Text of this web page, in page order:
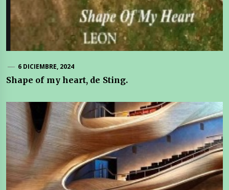
6 DICIEMBRE, 2024
Shape of my heart, de Sting.